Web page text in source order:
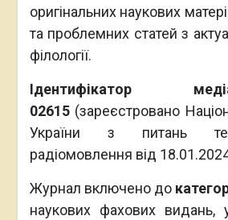
оригінальних наукових
та проблемних статей з
філології.
Ідентифікатор
02615 (зареєстровано
України з питань
радіомовлення від
Журнал включено до
наукових фахових